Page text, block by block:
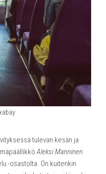
tulevan kesän ja
Aleksi Manninen
-osastolta. On kuitenkin